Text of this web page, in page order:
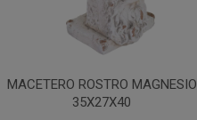
MACETERO ROSTRO MAGNESIO
35X27X40